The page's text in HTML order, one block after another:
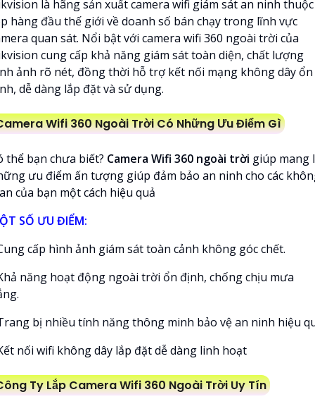
là hãng sản xuất camera wifi giám sát an ninh thuộc
hàng đầu thế giới về doanh số bán chạy trong lĩnh vực
quan sát. Nổi bật với camera wifi 360 ngoài trời của
cung cấp khả năng giám sát toàn diện, chất lượng
ảnh rõ nét, đồng thời hỗ trợ kết nối mạng không dây ổn
dễ dàng lắp đặt và sử dụng.
Wifi 360 Ngoài Trời Có Những Ưu Điểm Gì
thể bạn chưa biết? Camera Wifi 360 ngoài trời giúp mang
ưu điểm ấn tượng giúp đảm bảo an ninh cho các
của bạn một cách hiệu quả
SỐ ƯU ĐIỂM:
cấp hình ảnh giám sát toàn cảnh không góc chết.
năng hoạt động ngoài trời ổn định, chống chịu mưa
bị nhiều tính năng thông minh bảo vệ an ninh hiệu
nối wifi không dây lắp đặt dễ dàng linh hoạt
Ty Lắp Camera Wifi 360 Ngoài Trời Uy Tín